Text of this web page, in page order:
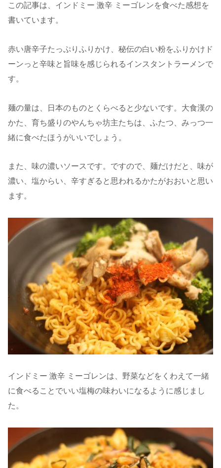
この記事は、インドミー 激辛 ミーゴレンを食べた感想を
書いています。
赤い唐辛子たっぷりふりかけ、秘伝の白い粉をふりかけド
ーンっと辛味と旨味を感じられるインスタントラーメンで
す。
麺の量は、日本のものとくらべると少ないです。大食漢の
かた、育ち盛りのやんちゃ坊主たちは、ふたつ、みっつ一
緒に食べたほうがいいでしょう。
また、味の濃いソースです。ですので、麺だけだと、味が
濃い、塩からい、辛すぎると思われるかたがおおいと思い
ます。
インドミー 激辛 ミーゴレンは、野菜などをくわえて一緒
に食べることでいい塩梅の味わいになるように感じまし
た。